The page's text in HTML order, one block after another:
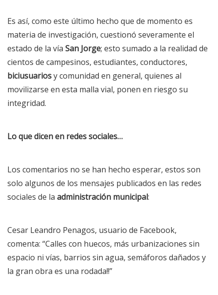
Es así, como este último hecho que de momento es
materia de investigación, cuestionó severamente el
estado de la vía San Jorge; esto sumado a la realidad de
cientos de campesinos, estudiantes, conductores,
biciusuariosy comunidad en general, quienes al
movilizarse en esta malla vial, ponen en riesgo su
integridad.
Lo que dicen en redes sociales…
Los comentarios no se han hecho esperar, estos son
solo algunos de los mensajes publicados en las redes
sociales de la administración municipal:
Cesar Leandro Penagos, usuario de Facebook,
comenta: “Calles con huecos, más urbanizaciones sin
espacio ni vías, barrios sin agua, semáforos dañados y
la gran obra es una rodada!!”